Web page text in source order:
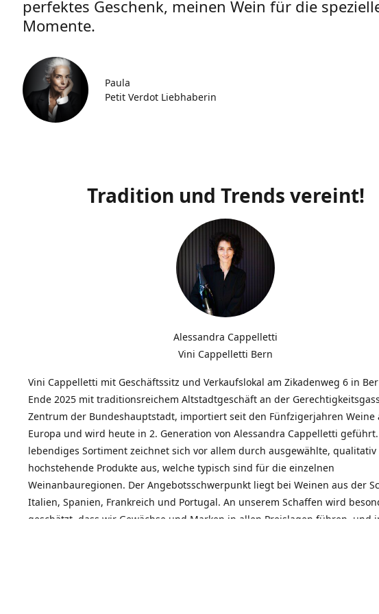
perfektes Geschenk, meinen Wein für die
Momente.
Paula
Petit Verdot Liebhaberin
Tradition und Trends vereint!
Alessandra Cappelletti
Vini Cappelletti Bern
Vini Cappelletti mit Geschäftssitz und Verkaufslokal am Zikadenweg 6 in
Ende 2025 mit traditionsreichem Altstadtgeschäft an der
Zentrum der Bundeshauptstadt, importiert seit den Fünfzigerjahren Weine
Europa und wird heute in 2. Generation von Alessandra Cappelletti
lebendiges Sortiment zeichnet sich vor allem durch ausgewählte, qualitativ
hochstehende Produkte aus, welche typisch sind für die einzelnen
Weinanbauregionen. Der Angebotsschwerpunkt liegt bei Weinen aus der
Italien, Spanien, Frankreich und Portugal. An unserem Schaffen wird
geschätzt, dass wir Gewächse und Marken in allen Preislagen führen, und